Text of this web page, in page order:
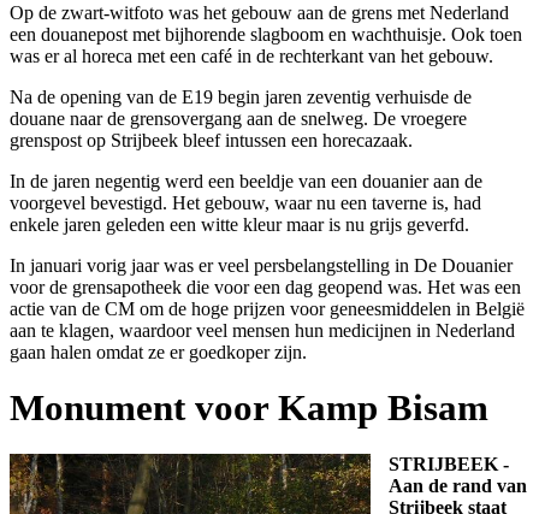
Op de zwart-witfoto was het gebouw aan de grens met Nederland
een douanepost met bijhorende slagboom en wachthuisje. Ook toen
was er al horeca met een café in de rechterkant van het gebouw.
Na de opening van de E19 begin jaren zeventig verhuisde de
douane naar de grensovergang aan de snelweg. De vroegere
grenspost op Strijbeek bleef intussen een horecazaak.
In de jaren negentig werd een beeldje van een douanier aan de
voorgevel bevestigd. Het gebouw, waar nu een taverne is, had
enkele jaren geleden een witte kleur maar is nu grijs geverfd.
In januari vorig jaar was er veel persbelangstelling in De Douanier
voor de grensapotheek die voor een dag geopend was. Het was een
actie van de CM om de hoge prijzen voor geneesmiddelen in België
aan te klagen, waardoor veel mensen hun medicijnen in Nederland
gaan halen omdat ze er goedkoper zijn.
Monument voor Kamp Bisam
STRIJBEEK -
Aan de rand van
Strijbeek staat